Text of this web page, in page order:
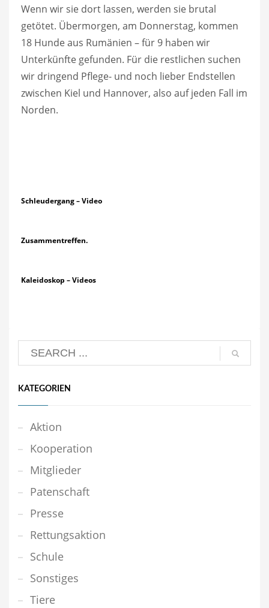
Wenn wir sie dort lassen, werden sie brutal
getötet. Übermorgen, am Donnerstag, kommen
18 Hunde aus Rumänien – für 9 haben wir
Unterkünfte gefunden. Für die restlichen suchen
wir dringend Pflege- und noch lieber Endstellen
zwischen Kiel und Hannover, also auf jeden Fall im
Norden.
Schleudergang – Video
Zusammentreffen.
Kaleidoskop – Videos
KATEGORIEN
Aktion
Kooperation
Mitglieder
Patenschaft
Presse
Rettungsaktion
Schule
Sonstiges
Tiere